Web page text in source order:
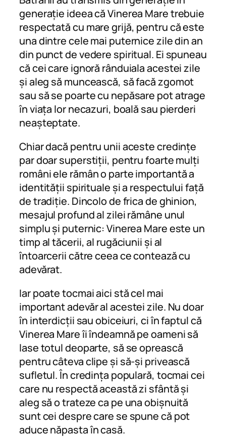
generație ideea că Vinerea Mare trebuie
respectată cu mare grijă, pentru că este
una dintre cele mai puternice zile din an
din punct de vedere spiritual. Ei spuneau
că cei care ignoră rânduiala acestei zile
și aleg să muncească, să facă zgomot
sau să se poarte cu nepăsare pot atrage
în viața lor necazuri, boală sau pierderi
neașteptate.
Chiar dacă pentru unii aceste credințe
par doar superstiții, pentru foarte mulți
români ele rămân o parte importantă a
identității spirituale și a respectului față
de tradiție. Dincolo de frica de ghinion,
mesajul profund al zilei rămâne unul
simplu și puternic: Vinerea Mare este un
timp al tăcerii, al rugăciunii și al
întoarcerii către ceea ce contează cu
adevărat.
Iar poate tocmai aici stă cel mai
important adevăr al acestei zile. Nu doar
în interdicții sau obiceiuri, ci în faptul că
Vinerea Mare îi îndeamnă pe oameni să
lase totul deoparte, să se oprească
pentru câteva clipe și să-și privească
sufletul. În credința populară, tocmai cei
care nu respectă această zi sfântă și
aleg să o trateze ca pe una obișnuită
sunt cei despre care se spune că pot
aduce năpasta în casă.